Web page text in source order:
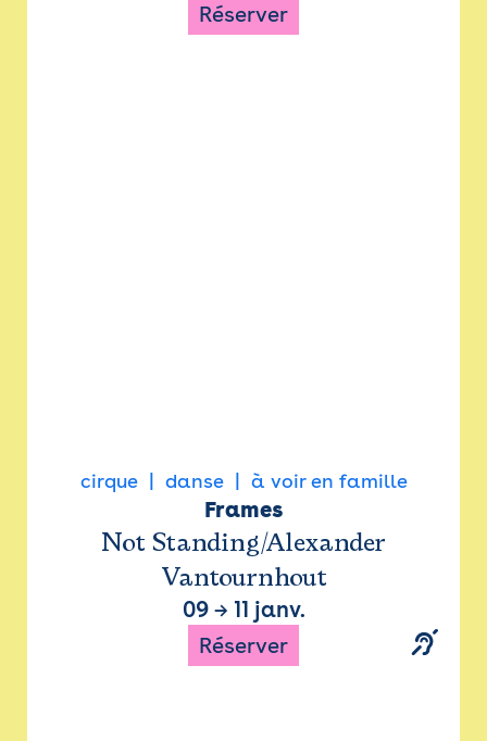
Réserver
cirque danse à voir en famille
Frames
Not Standing/Alexander
Vantournhout
09→ 11 janv.
Réserver